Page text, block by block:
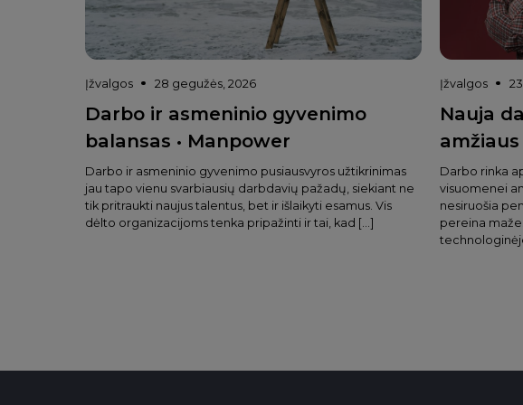
Įžvalgos 28 gegužės, 2026
Darbo ir asmeninio gyvenimo
balansas • Manpower
Darbo ir asmeninio gyvenimo pusiausvyros užtikrinimas
jau tapo vienu svarbiausių darbdavių pažadų, siekiant ne
tik pritraukti naujus talentus, bet ir išlaikyti esamus. Vis
dėlto organizacijoms tenka pripažinti ir tai, kad […]
Įžvalgos
Nauja
Darbo rinka
visuomenei
nesiruošia
pereina